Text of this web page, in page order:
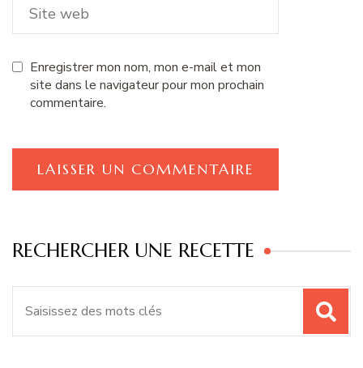
Enregistrer mon nom, mon e-mail et mon
site dans le navigateur pour mon prochain
commentaire.
RECHERCHER UNE RECETTE